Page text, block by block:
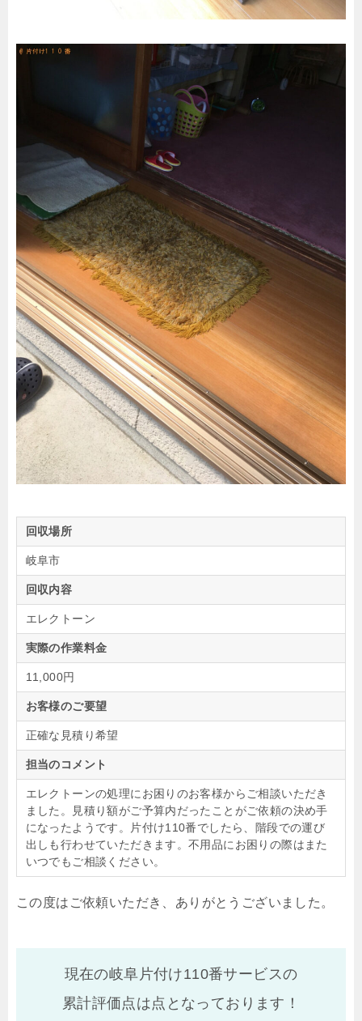
回収場所
岐阜市
回収内容
エレクトーン
実際の作業料金
11,000円
お客様のご要望
正確な見積り希望
担当のコメント
エレクトーンの処理にお困りのお客様からご相談いただき
ました。見積り額がご予算内だったことがご依頼の決め手
になったようです。片付け110番でしたら、階段での運び
出しも行わせていただきます。不用品にお困りの際はまた
いつでもご相談ください。
この度はご依頼いただき、ありがとうございました。
現在の岐阜片付け110番サービスの
累計評価点は点となっております！